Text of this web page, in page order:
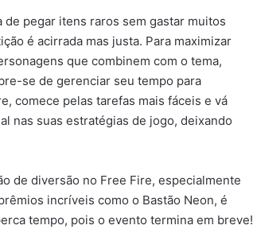
de pegar itens raros sem gastar muitos
é acirrada mas justa. Para maximizar
que combinem com o tema,
se de gerenciar seu tempo para
comece pelas tarefas mais fáceis e vá
nas suas estratégias de jogo, deixando
de diversão no Free Fire, especialmente
incríveis como o Bastão Neon, é
tempo, pois o evento termina em breve!